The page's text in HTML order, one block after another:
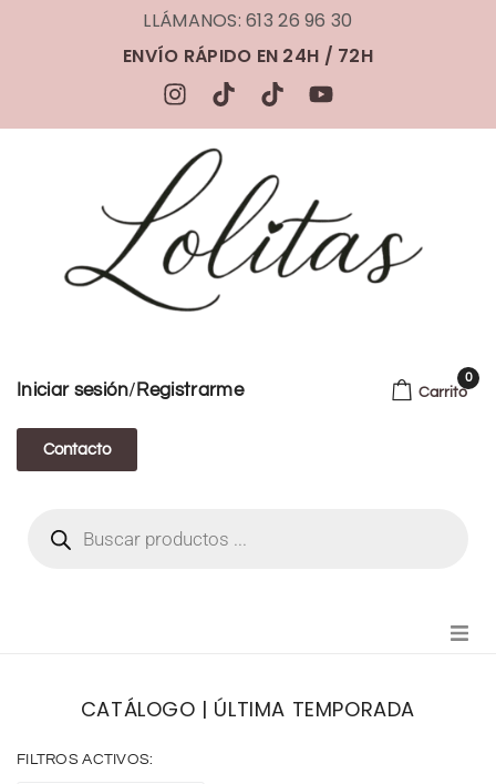
LLÁMANOS: 613 26 96 30
ENVÍO RÁPIDO EN 24H / 72H
Iniciar sesión/ Registrarme
Contacto
Carrito
0
CATÁLOGO | ÚLTIMA TEMPORADA
FILTROS ACTIVOS: